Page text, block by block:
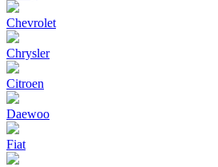
Chevrolet
Chrysler
Citroen
Daewoo
Fiat